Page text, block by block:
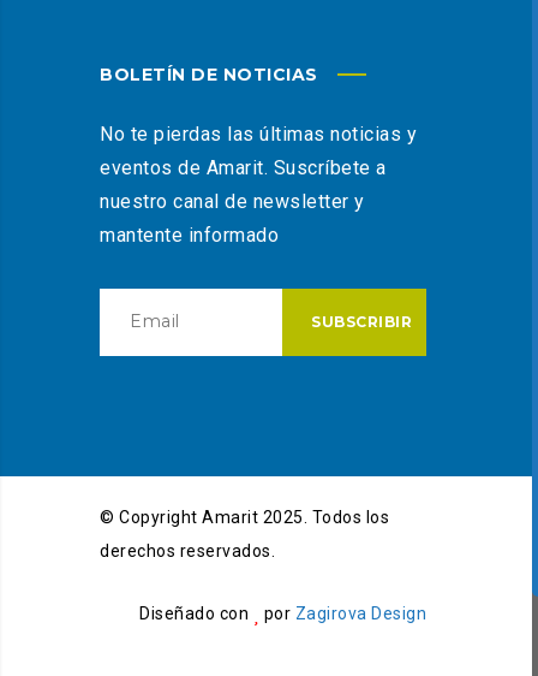
BOLETÍN DE NOTICIAS
No te pierdas las últimas noticias y
eventos de Amarit. Suscríbete a
nuestro canal de newsletter y
mantente informado
© Copyright Amarit 2025. Todos los
derechos reservados.
Diseñado con por Zagirova Design